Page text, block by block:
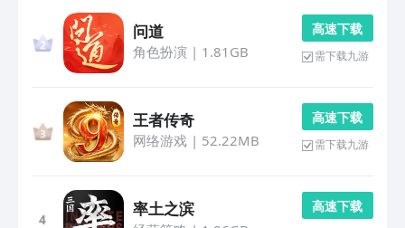
问道
角色扮演 | 1.81GB
高 速 下 载
需下载九游
王者传奇
网络游戏| 52.22MB
高 速 下 载
需下载九游
4
率土之滨 高 速 下 载